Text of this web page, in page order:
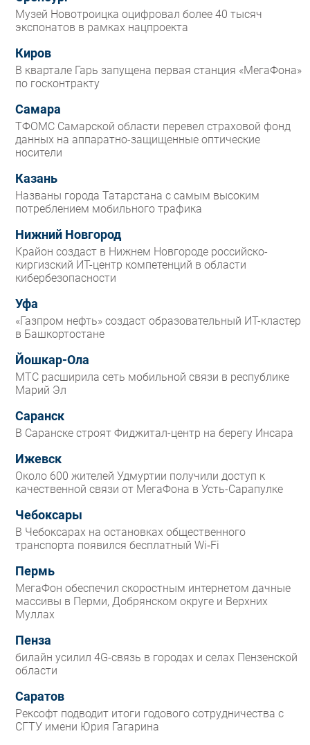
Музей Новотроицка оцифровал более 40 тысяч
экспонатов в рамках нацпроекта
Киров
В квартале Гарь запущена первая станция «МегаФона»
по госконтракту
Самара
ТФОМС Самарской области перевел страховой фонд
данных на аппаратно-защищенные оптические
носители
Казань
Названы города Татарстана с самым высоким
потреблением мобильного трафика
Нижний Новгород
Крайон создаст в Нижнем Новгороде российско-
киргизский ИТ-центр компетенций в области
кибербезопасности
Уфа
«Газпром нефть» создаст образовательный ИТ-кластер
в Башкортостане
Йошкар-Ола
МТС расширила сеть мобильной связи в республике
Марий Эл
Саранск
В Саранске строят Фиджитал-центр на берегу Инсара
Ижевск
Около 600 жителей Удмуртии получили доступ к
качественной связи от МегаФона в Усть-Сарапулке
Чебоксары
В Чебоксарах на остановках общественного
транспорта появился бесплатный Wi‑Fi
Пермь
МегаФон обеспечил скоростным интернетом дачные
массивы в Перми, Добрянском округе и Верхних
Муллах
Пенза
билайн усилил 4G-связь в городах и селах Пензенской
области
Саратов
Рексофт подводит итоги годового сотрудничества с
СГТУ имени Юрия Гагарина